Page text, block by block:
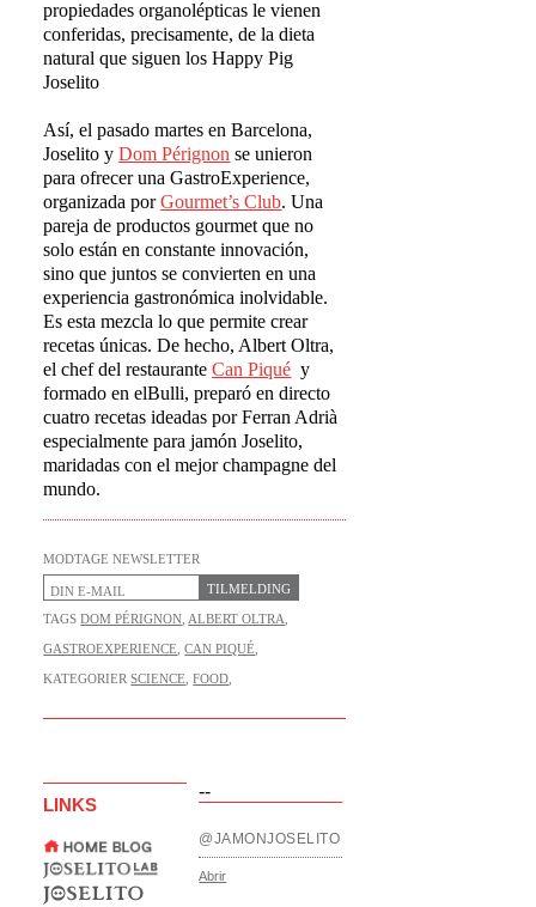
propiedades organolépticas le vienen
conferidas, precisamente, de la dieta
natural que siguen los Happy Pig
Joselito
Así, el pasado martes en Barcelona,
Joselito yDom Pérignon se unieron
para ofrecer una GastroExperience,
organizada porGourmet’s Club. Una
pareja de productos gourmet que no
solo están en constante innovación,
sino que juntos se convierten en una
experiencia gastronómica inolvidable.
Es esta mezcla lo que permite crear
recetas únicas. De hecho, Albert Oltra,
el chef del restauranteCan Piqué y
formado en elBulli, preparó en directo
cuatro recetas ideadas por Ferran Adrià
especialmente para jamón Joselito,
maridadas con el mejor champagne del
mundo.
MODTAGE NEWSLETTER
TILMELDING
TAGSDOM PÉRIGNON,ALBERT OLTRA,
GASTROEXPERIENCE,CAN PIQUÉ,
KATEGORIERSCIENCE,FOOD,
--
LINKS
@JAMONJOSELITO
Abrir